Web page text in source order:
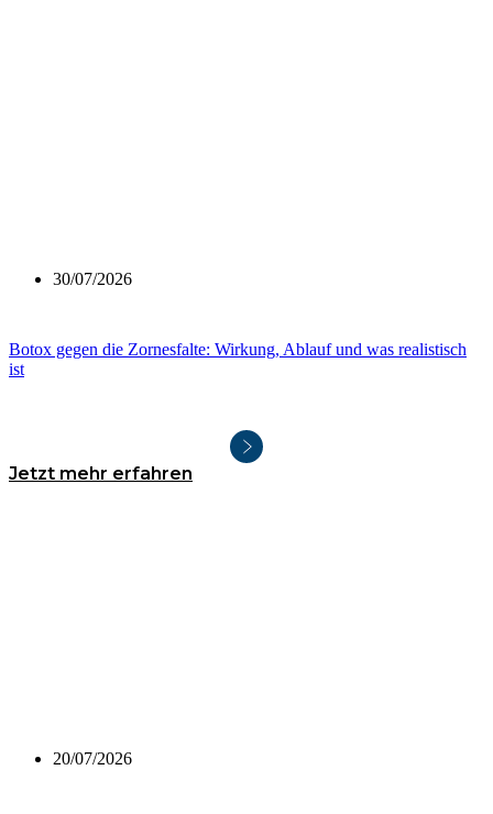
30/07/2026
Botox gegen die Zornesfalte: Wirkung, Ablauf und was realistisch
ist
Jetzt mehr erfahren
20/07/2026